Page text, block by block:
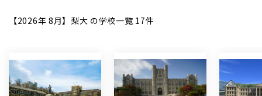
【2026年 8月】梨大 の学校一覧 17件